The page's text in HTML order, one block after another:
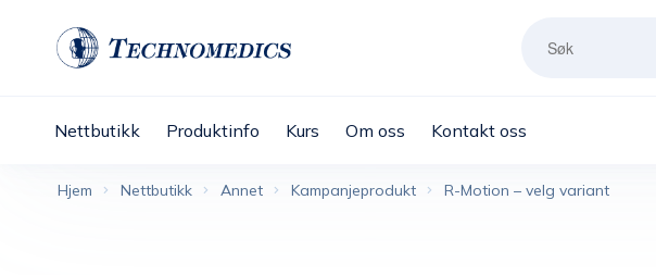
Nettbutikk Produktinfo Kurs Om oss Kontakt oss
Hjem Nettbutikk Annet Kampanjeprodukt R-Motion – velg variant